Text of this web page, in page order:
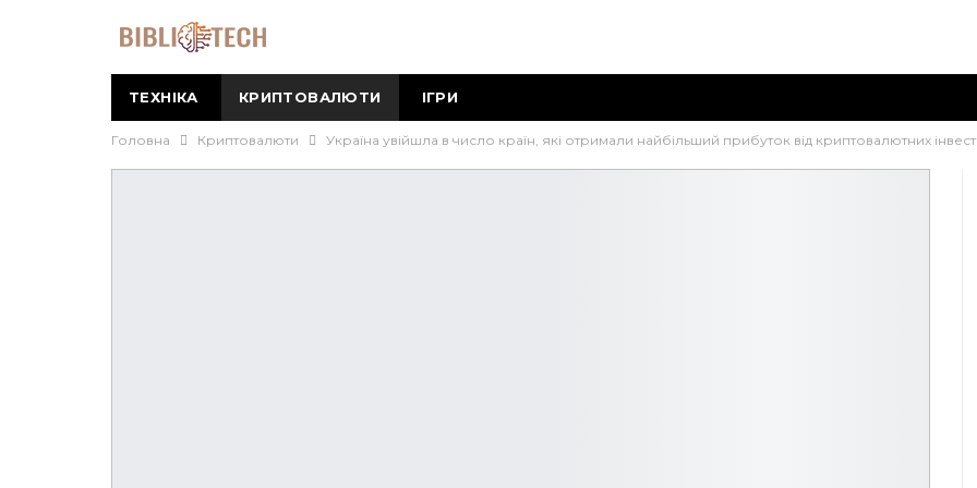
ТЕХНІКА КРИПТОВАЛЮТИ ІГРИ
Головна Криптовалюти Україна увійшла в число країн, які отримали найбільший прибуток від криптовалютних